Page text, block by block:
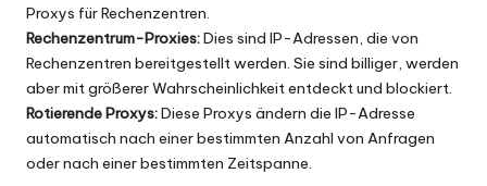
Proxys für Rechenzentren.
Rechenzentrum-Proxies:Dies sind IP-Adressen, die von
Rechenzentren bereitgestellt werden. Sie sind billiger, werden
aber mit größerer Wahrscheinlichkeit entdeckt und blockiert.
Rotierende Proxys:Diese Proxys ändern die IP-Adresse
automatisch nach einer bestimmten Anzahl von Anfragen
oder nach einer bestimmten Zeitspanne.